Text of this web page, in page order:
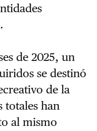
de 2025, un
se destinó
de la
totales han
al mismo